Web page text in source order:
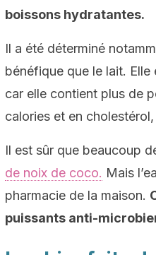
boissons hydratantes.
Il a été déterminé
bénéfique que le lait.
car elle contient plus de
calories et en
Il est sûr que beaucoup
de noix de coco. Mais
pharmacie de la maison.
puissants anti-